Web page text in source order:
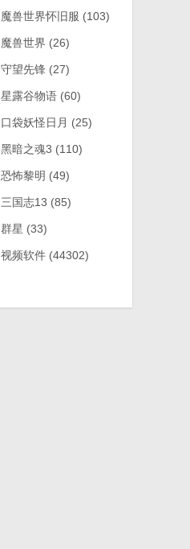
魔兽世界怀旧服 (103)
魔兽世界 (26)
守望先锋 (27)
星露谷物语 (60)
口袋妖怪日月 (25)
黑暗之魂3 (110)
恐怖黎明 (49)
三国志13 (85)
群星 (33)
视频软件 (44302)